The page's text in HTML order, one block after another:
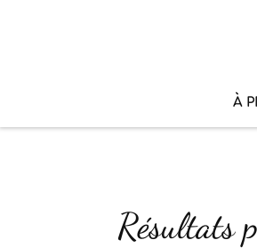
À
Résultats